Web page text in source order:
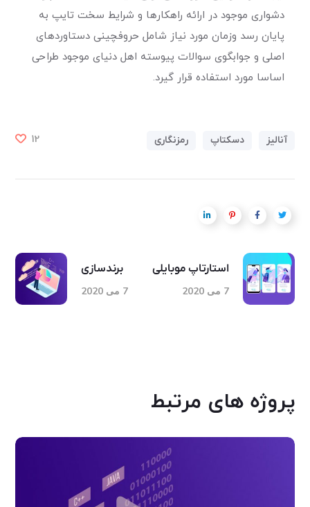
دشواری موجود در ارائه راهکارها و شرایط سخت تایپ به
پایان رسد وزمان مورد نیاز شامل حروفچینی دستاوردهای
اصلی و جوابگوی سوالات پیوسته اهل دنیای موجود طراحی
اساسا مورد استفاده قرار گیرد.
آنالیز دسکتاپ رمزنگاری 12
استارتاپ موبایلی
7 می 2020
برندسازی
7 می 2020
پروژه های مرتبط